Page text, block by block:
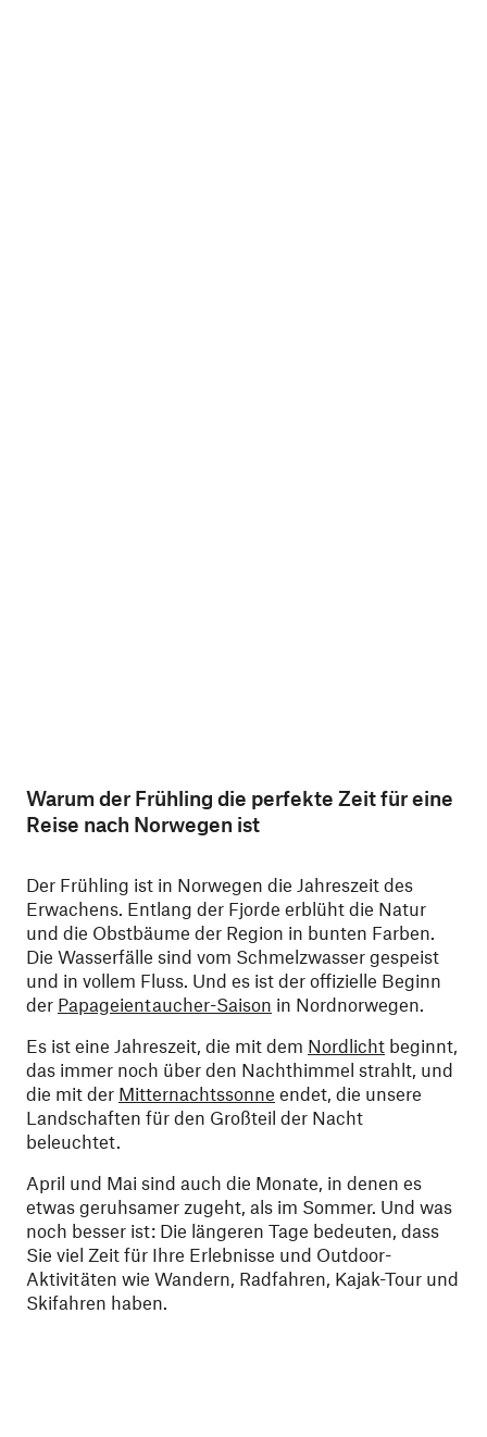
Warum der Frühling die perfekte Zeit für eine
Reise nach Norwegen ist
Der Frühling ist in Norwegen die Jahreszeit des
Erwachens. Entlang der Fjorde erblüht die Natur
und die Obstbäume der Region in bunten Farben.
Die Wasserfälle sind vom Schmelzwasser gespeist
und in vollem Fluss. Und es ist der offizielle Beginn
der Papageientaucher-Saison in Nordnorwegen.
Es ist eine Jahreszeit, die mit dem Nordlicht beginnt,
das immer noch über den Nachthimmel strahlt, und
die mit der Mitternachtssonne endet, die unsere
Landschaften für den Großteil der Nacht
beleuchtet.
April und Mai sind auch die Monate, in denen es
etwas geruhsamer zugeht, als im Sommer. Und was
noch besser ist: Die längeren Tage bedeuten, dass
Sie viel Zeit für Ihre Erlebnisse und Outdoor-
Aktivitäten wie Wandern, Radfahren, Kajak-Tour und
Skifahren haben.